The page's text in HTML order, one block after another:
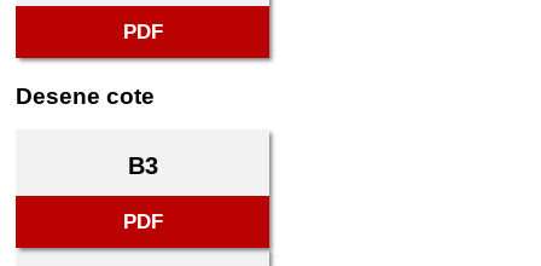
PDF
Desene cote
B3
PDF